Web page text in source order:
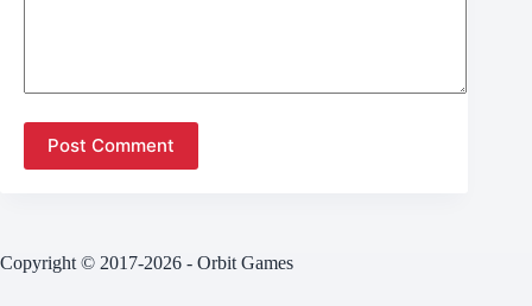
Post Comment
Copyright © 2017-2026 - Orbit Games